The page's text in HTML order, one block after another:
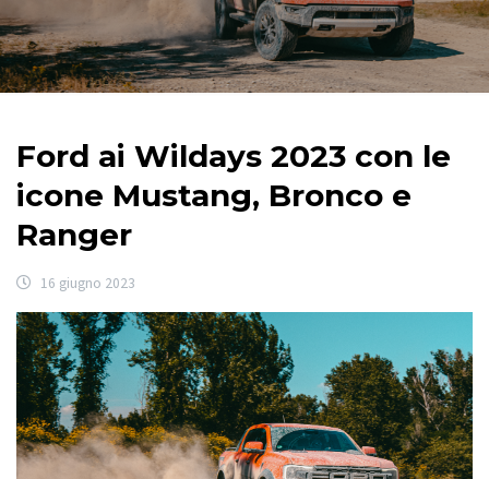
Ford ai Wildays 2023 con le
icone Mustang, Bronco e
Ranger
16 giugno 2023